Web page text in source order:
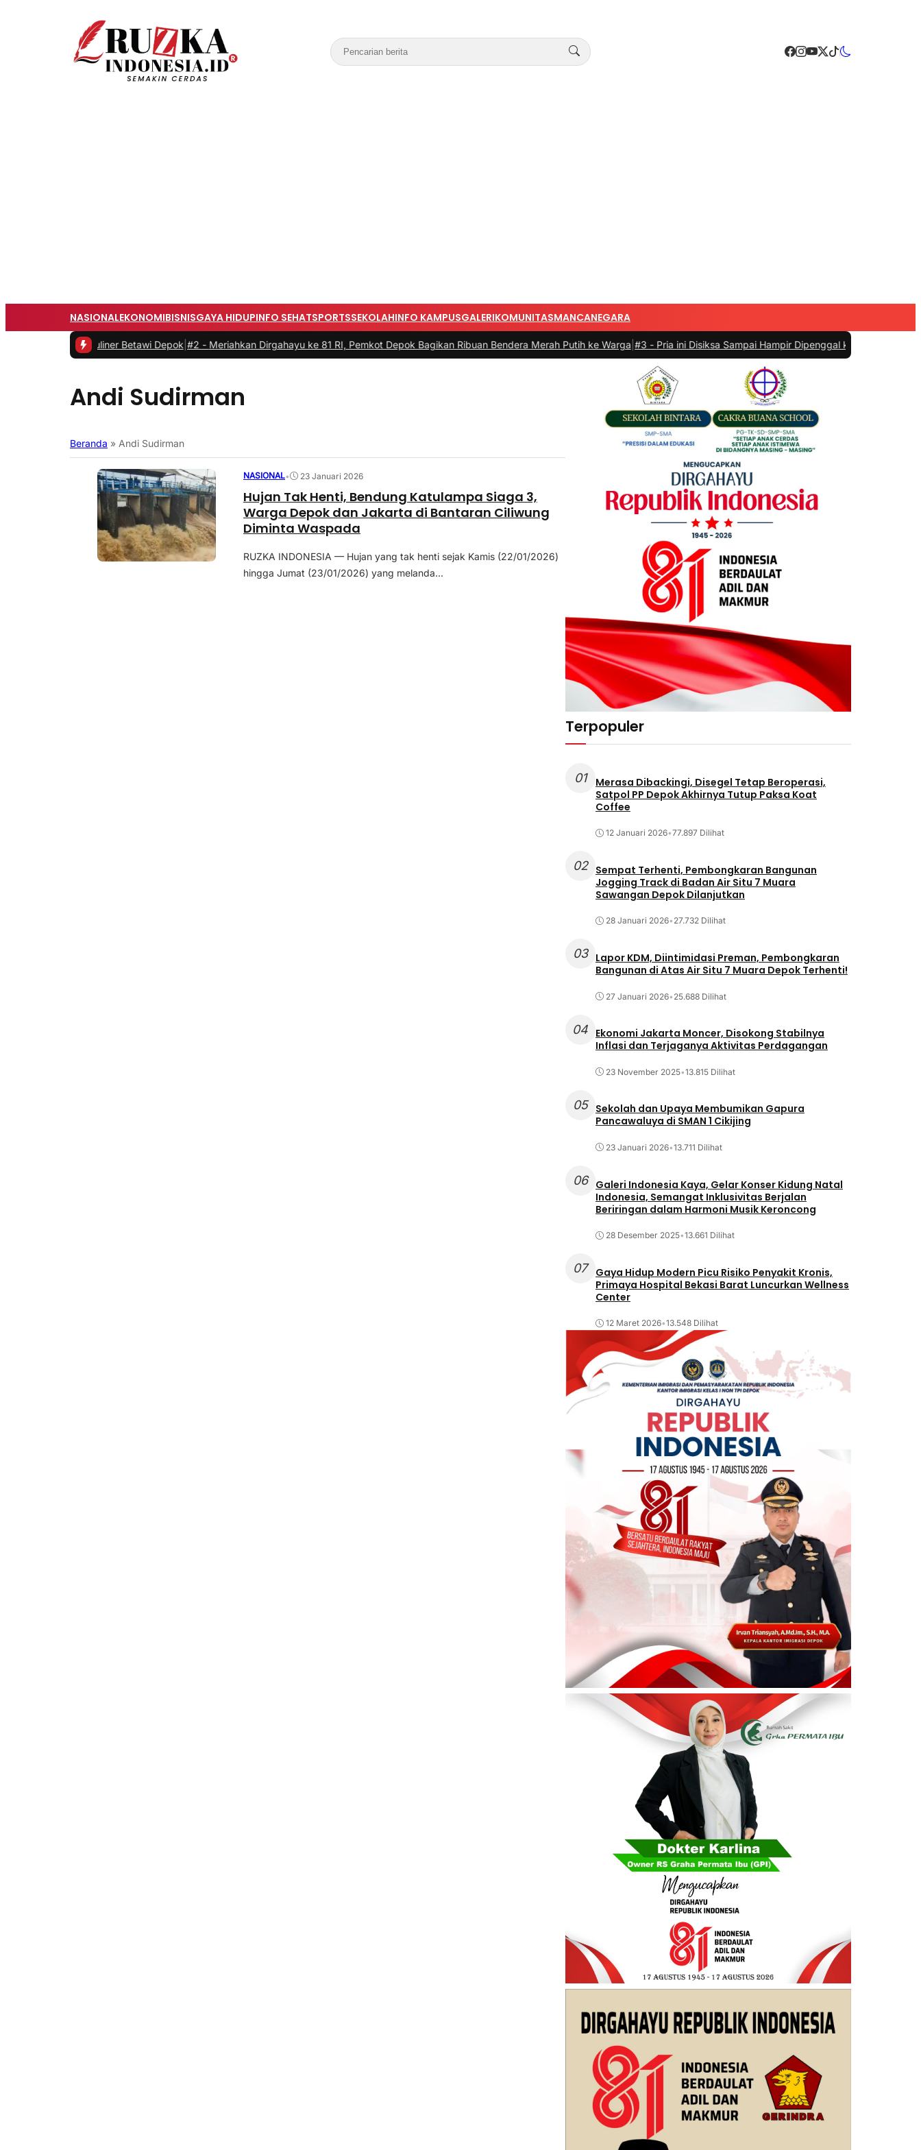
NASIONALEKONOMIBISNISGAYA HIDUPINFO SEHATSPORTSSEKOLAHINFO KAMPUSGALERIKOMUNITASMANCANEGARA
Kenali Kuliner Betawi Depok|#2 -Meriahkan Dirgahayu ke 81 RI, Pemkot Depok Bagikan Ribuan Bendera Merah Putih ke Warga|#3 -Pria ini Disiksa Sampai Hampir Dipenggal karena Memastikan
Andi Sudirman
Beranda » Andi Sudirman
NASIONAL• 23 Januari 2026
Hujan Tak Henti, Bendung Katulampa Siaga 3,
Warga Depok dan Jakarta di Bantaran Ciliwung
Diminta Waspada
RUZKA INDONESIA — Hujan yang tak henti sejak Kamis (22/01/2026)
hingga Jumat (23/01/2026) yang melanda...
Terpopuler
01
Merasa Dibackingi, Disegel Tetap Beroperasi,
Satpol PP Depok Akhirnya Tutup Paksa Koat
Coffee
12 Januari 2026•77.897 Dilihat
02
Sempat Terhenti, Pembongkaran Bangunan
Jogging Track di Badan Air Situ 7 Muara
Sawangan Depok Dilanjutkan
28 Januari 2026• 27.732 Dilihat
03
Lapor KDM, Diintimidasi Preman, Pembongkaran
Bangunan di Atas Air Situ 7 Muara Depok Terhenti!
27 Januari 2026• 25.688 Dilihat
04 Ekonomi Jakarta Moncer, Disokong Stabilnya
Inflasi dan Terjaganya Aktivitas Perdagangan
23 November 2025•13.815 Dilihat
05
Sekolah dan Upaya Membumikan Gapura
Pancawaluya di SMAN 1 Cikijing
23 Januari 2026•13.711 Dilihat
06
Galeri Indonesia Kaya, Gelar Konser Kidung Natal
Indonesia, Semangat Inklusivitas Berjalan
Beriringan dalam Harmoni Musik Keroncong
28 Desember 2025•13.661 Dilihat
07
Gaya Hidup Modern Picu Risiko Penyakit Kronis,
Primaya Hospital Bekasi Barat Luncurkan Wellness
Center
12 Maret 2026•13.548 Dilihat